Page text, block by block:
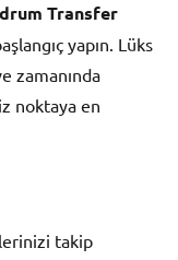
Transfer
yapın. Lüks
zamanında
noktaya en
takip